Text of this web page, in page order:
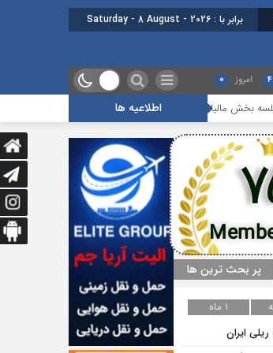
برابر با : Saturday - 8 August - 2026
امروز 0
اطلاعیه ها
گزارشی کوتاه از هفدهمین جلسه بخش جاده ای
پر بحث ترین ها
1 ماه
ایران